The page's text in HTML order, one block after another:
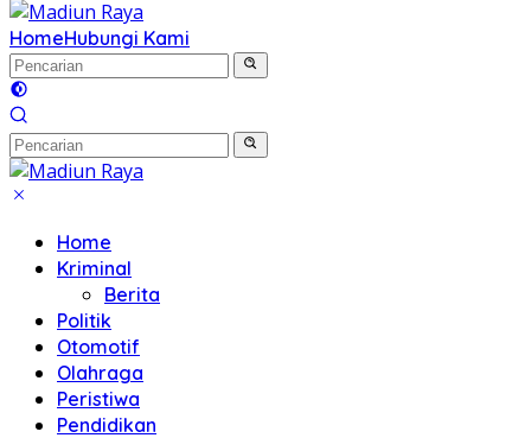
HomeHubungi Kami
Home
Kriminal
Berita
Politik
Otomotif
Olahraga
Peristiwa
Pendidikan